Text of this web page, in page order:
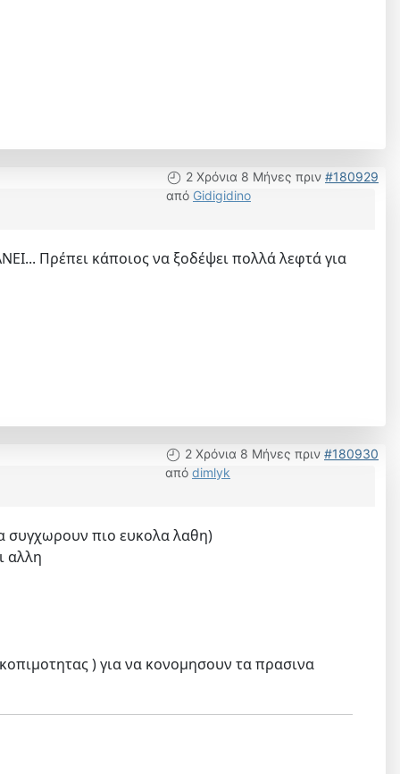
2 Χρόνια 8 Μήνες πριν #180929
από Gidigidino
Πρέπει κάποιος να ξοδέψει πολλά λεφτά για
2 Χρόνια 8 Μήνες πριν #180930
από dimlyk
συγχωρουν πιο ευκολα λαθη)
αλλη
) για να κονομησουν τα πρασινα